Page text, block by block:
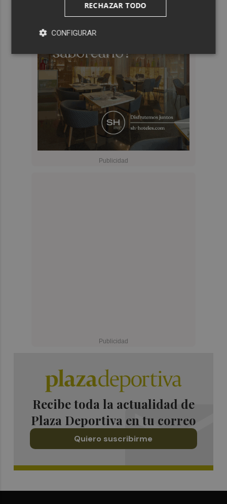
Recibe toda la actualidad de
Plaza Deportiva en tu correo
Quiero suscribirme
RECHAZAR TODO
CONFIGURAR